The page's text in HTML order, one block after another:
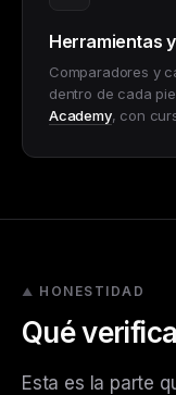
Herramientas
Comparadores y
dentro de cada
Academy, con
HONESTIDAD
Qué
Esta es la parte